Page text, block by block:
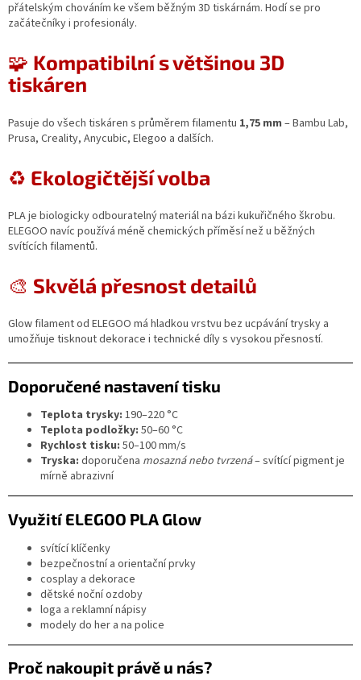
přátelským chováním ke všem běžným 3D tiskárnám. Hodí se pro
začátečníky i profesionály.
🧩 Kompatibilní s většinou 3D
tiskáren
Pasuje do všech tiskáren s průměrem filamentu 1,75 mm – Bambu Lab,
Prusa, Creality, Anycubic, Elegoo a dalších.
♻️ Ekologičtější volba
PLA je biologicky odbouratelný materiál na bázi kukuřičného škrobu.
ELEGOO navíc používá méně chemických příměsí než u běžných
svítících filamentů.
🎨 Skvělá přesnost detailů
Glow filament od ELEGOO má hladkou vrstvu bez ucpávání trysky a
umožňuje tisknout dekorace i technické díly s vysokou přesností.
Doporučené nastavení tisku
Teplota trysky: 190–220 °C
Teplota podložky: 50–60 °C
Rychlost tisku: 50–100 mm/s
Tryska: doporučena mosazná nebo tvrzená– svítící pigment je
mírně abrazivní
Využití ELEGOO PLA Glow
svítící klíčenky
bezpečnostní a orientační prvky
cosplay a dekorace
dětské noční ozdoby
loga a reklamní nápisy
modely do her a na police
Proč nakoupit právě u nás?